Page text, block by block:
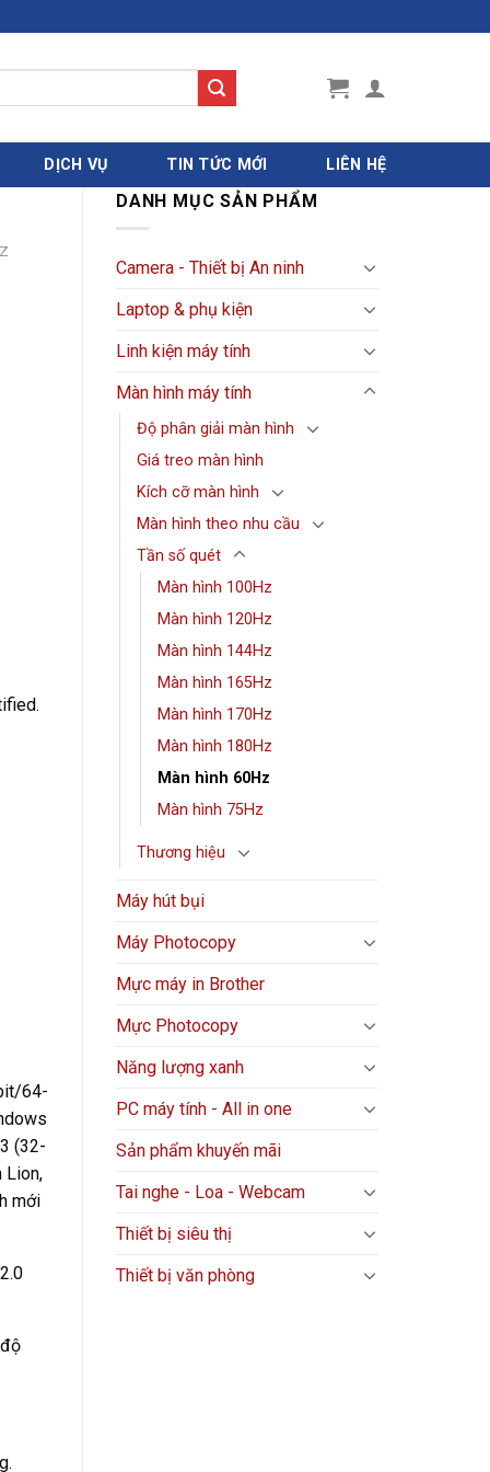
DỊCH VỤ TIN TỨC MỚI LIÊN HỆ
DANH MỤC SẢN PHẨM
Camera - Thiết bị An ninh
Laptop & phụ kiện
Linh kiện máy tính
Màn hình máy tính
Độ phân giải màn hình
Giá treo màn hình
Kích cỡ màn hình
Màn hình theo nhu cầu
Tần số quét
Màn hình 100Hz
Màn hình 120Hz
Màn hình 144Hz
Màn hình 165Hz
Màn hình 170Hz
Màn hình 180Hz
Màn hình 60Hz
Màn hình 75Hz
Thương hiệu
Máy hút bụi
Máy Photocopy
Mực máy in Brother
Mực Photocopy
Năng lượng xanh
PC máy tính - All in one
Sản phẩm khuyến mãi
Tai nghe - Loa - Webcam
Thiết bị siêu thị
Thiết bị văn phòng
64-
(32-
Lion,
mới